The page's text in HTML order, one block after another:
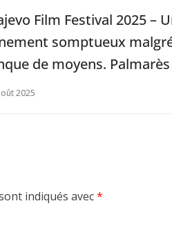
Film Festival 2025 –
somptueux
de moyens. Palmarès
2025
indiqués avec*